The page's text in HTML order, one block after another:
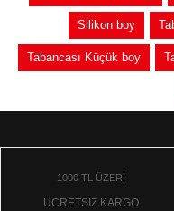
Silikon boy
Tabancası Küçük boy
1000 TL ÜZERİ
ÜCRETSİZ KARGO